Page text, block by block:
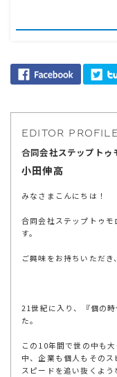
EDITOR
合同会社ステップトゥ
小田伸高
みなさまこんにちは！
合同会社ステップトゥモ
す。
ご興味をお持ちいただき
21世紀に入り、『個の
た。
この10年間で世の中も
中、企業も個人もその
スピードを追い抜くよう